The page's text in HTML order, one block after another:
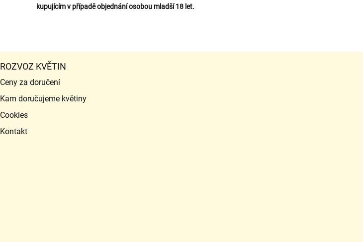
kupujícím v případě objednání osobou mladší 18 let.
ROZVOZ KVĚTIN
Ceny za doručení
Kam doručujeme květiny
Cookies
Kontakt